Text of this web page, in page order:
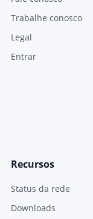
Trabalhe conosco
Legal
Entrar
Recursos
Status da rede
Downloads